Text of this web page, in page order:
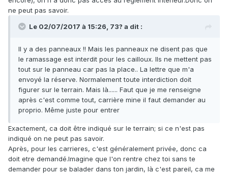
ne peut pas savoir.
Le 02/07/2017 à 15:26, 73? a dit :
Il y a des panneaux !! Mais les panneaux ne disent pas que
le ramassage est interdit pour les cailloux. Ils ne mettent pas
tout sur le panneau car pas la place.. La lettre que m'a
envoyé la réserve. Normalement toute interdiction doit
figurer sur le terrain. Mais là...... Faut que je me renseigne
après c'est comme tout, carrière mine il faut demander au
proprio. Même juste pour entrer
Exactement, ca doit être indiqué sur le terrain; si ce n'est pas
indiqué on ne peut pas savoir.
Après, pour les carrieres, c'est généralement privée, donc ca
doit etre demandé.Imagine que l'on rentre chez toi sans te
demander pour se balader dans ton jardin, là c'est pareil, ca me